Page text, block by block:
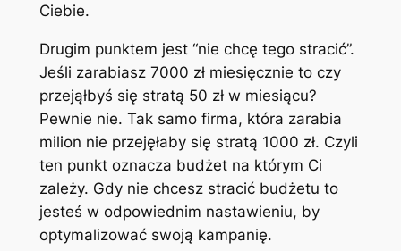
Ciebie.
Drugim punktem jest “nie chcę tego stracić”.
Jeśli zarabiasz 7000 zł miesięcznie to czy
przejąłbyś się stratą 50 zł w miesiącu?
Pewnie nie. Tak samo firma, która zarabia
milion nie przejęłaby się stratą 1000 zł. Czyli
ten punkt oznacza budżet na którym Ci
zależy. Gdy nie chcesz stracić budżetu to
jesteś w odpowiednim nastawieniu, by
optymalizować swoją kampanię.